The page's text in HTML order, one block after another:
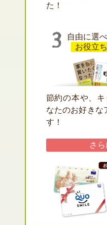
た！
自由に選
お役立
節約の本や、
なたのお好きな
す！
さら